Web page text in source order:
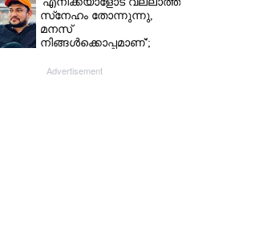
സ്‌നേഹം തോന്നുന്നു,
മനസ്
നിങ്ങൾക്കൊപ്പമാണ്';
പിന്തുണച്ച് സനൽകുമാർ
Advertisement